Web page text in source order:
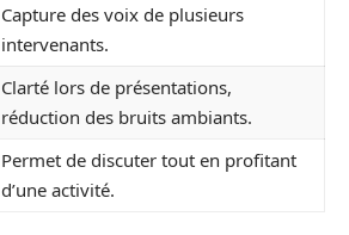
Capture des voix de plusieurs
intervenants.
Clarté lors de présentations,
réduction des bruits ambiants.
Permet de discuter tout en profitant
d’une activité.